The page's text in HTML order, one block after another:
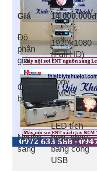
Giá 14.000.000đ
Độ
phân
giải
1920×1080
(Full HD)
Cảm
biến
Sony
CMOS
1/2.8"
Nguồn
sáng
LED tích
hợp, chạy
bằng cổng
USB